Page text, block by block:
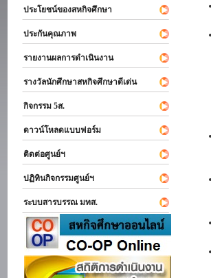
ประโยชน์ของสหกิจศึกษา
ประกันคุณภาพ
รายงานผลการดำเนินงาน
รางวัลนักศึกษาสหกิจศึกษาดีเด่น
กิจกรรม 5ส.
ดาวน์โหลดแบบฟอร์ม
ติดต่อศูนย์ฯ
ปฏิทินกิจกรรมศูนย์ฯ
ระบบสารบรรณ มทส.